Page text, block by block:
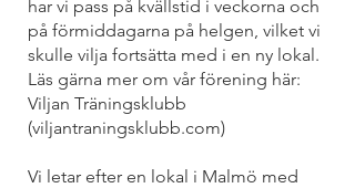
har vi pass på kvällstid i veckorna och
på förmiddagarna på helgen, vilket vi
skulle vilja fortsätta med i en ny lokal.
Läs gärna mer om vår förening här:
Viljan Träningsklubb
(viljantraningsklubb.com)
Vi letar efter en lokal i Malmö med